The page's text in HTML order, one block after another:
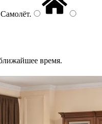
Самолёт.
время.